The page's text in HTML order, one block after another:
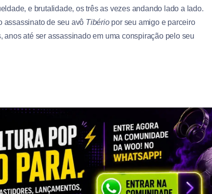
e brutalidade, os três as vezes andando lado a lado.
assassinato de seu avô Tibériopor seu amigo e parceiro
anos até ser assassinado em uma conspiração pelo seu